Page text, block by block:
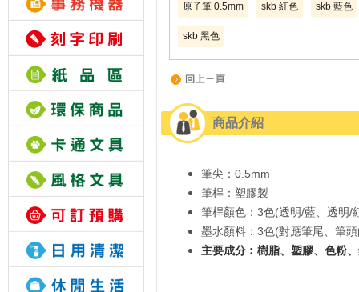
原子筆 0.5mm skb 紅色 skb 藍色
skb 黑色
商品介紹
筆尖：0.5mm
筆桿：塑膠製
筆桿顏色：3色(透明/藍、透明/
墨水顏料：3色(對應筆尾、筆
主要成分︰樹脂、塑膠、色粉